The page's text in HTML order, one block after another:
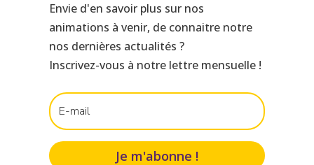
Envie d'en savoir plus sur nos
animations à venir, de connaitre notre
nos dernières actualités ?
Inscrivez-vous à notre lettre mensuelle !
Je m'abonne !